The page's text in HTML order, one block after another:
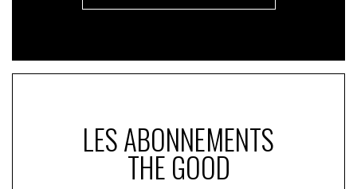
LES ABONNEMENTS
THE GOOD